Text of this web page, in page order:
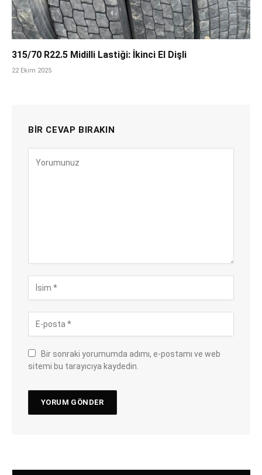
315/70 R22.5 Midilli Lastiği: İkinci El Dişli
22 Ekim 2025
BIR CEVAP BIRAKIN
Bir sonraki yorumumda adımı, e-postamı ve web
sitemi bu tarayıcıya kaydedin.